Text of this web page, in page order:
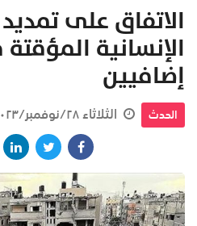
الاتفاق على
الإنسانية
إضافيين
الحدث الثلاثاء ٢٨/نوفمبر/٢٠٢٣ ٠٨:٢٣ ص